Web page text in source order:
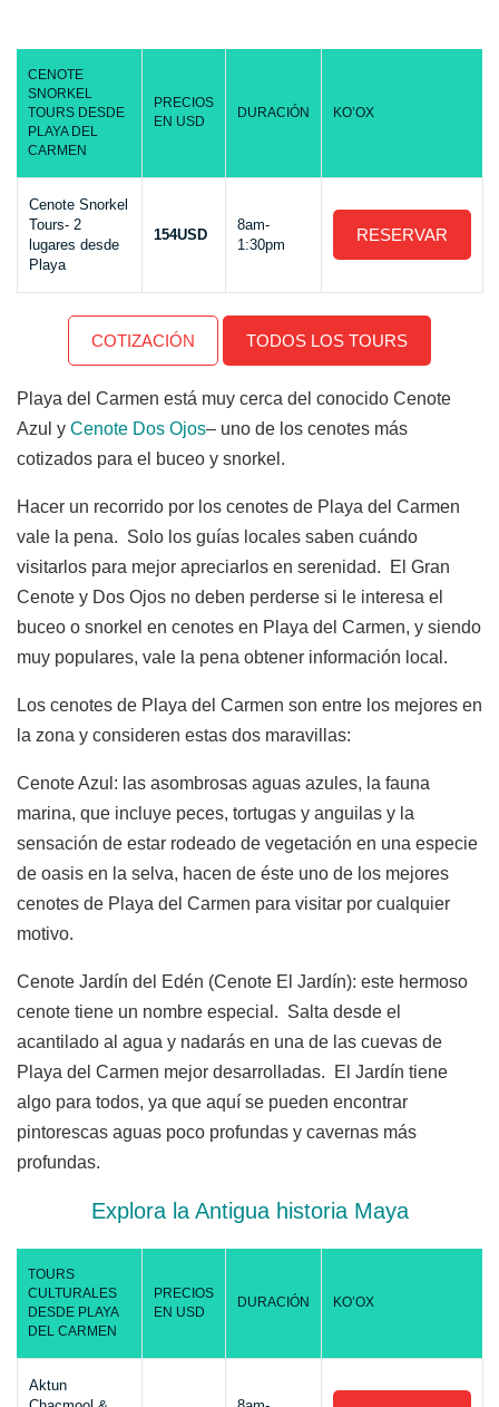
CENOTE
SNORKEL
TOURS DESDE
PLAYA DEL
CARMEN
PRECIOS
EN USD
DURACIÓN KO’OX
Cenote Snorkel
Tours- 2
lugares desde
Playa
154USD
8am-
1:30pm
RESERVAR
COTIZACIÓN TODOS LOS TOURS
Playa del Carmen está muy cerca del conocido Cenote
Azul y Cenote Dos Ojos– uno de los cenotes más
cotizados para el buceo y snorkel.
Hacer un recorrido por los cenotes de Playa del Carmen
vale la pena. Solo los guías locales saben cuándo
visitarlos para mejor apreciarlos en serenidad. El Gran
Cenote y Dos Ojos no deben perderse si le interesa el
buceo o snorkel en cenotes en Playa del Carmen, y siendo
muy populares, vale la pena obtener información local.
Los cenotes de Playa del Carmen son entre los mejores en
la zona y consideren estas dos maravillas:
Cenote Azul: las asombrosas aguas azules, la fauna
marina, que incluye peces, tortugas y anguilas y la
sensación de estar rodeado de vegetación en una especie
de oasis en la selva, hacen de éste uno de los mejores
cenotes de Playa del Carmen para visitar por cualquier
motivo.
Cenote Jardín del Edén (Cenote El Jardín): este hermoso
cenote tiene un nombre especial. Salta desde el
acantilado al agua y nadarás en una de las cuevas de
Playa del Carmen mejor desarrolladas. El Jardín tiene
algo para todos, ya que aquí se pueden encontrar
pintorescas aguas poco profundas y cavernas más
profundas.
Explora la Antigua historia Maya
TOURS
CULTURALES
DESDE PLAYA
DEL CARMEN
PRECIOS
EN USD
DURACIÓN KO’OX
Aktun